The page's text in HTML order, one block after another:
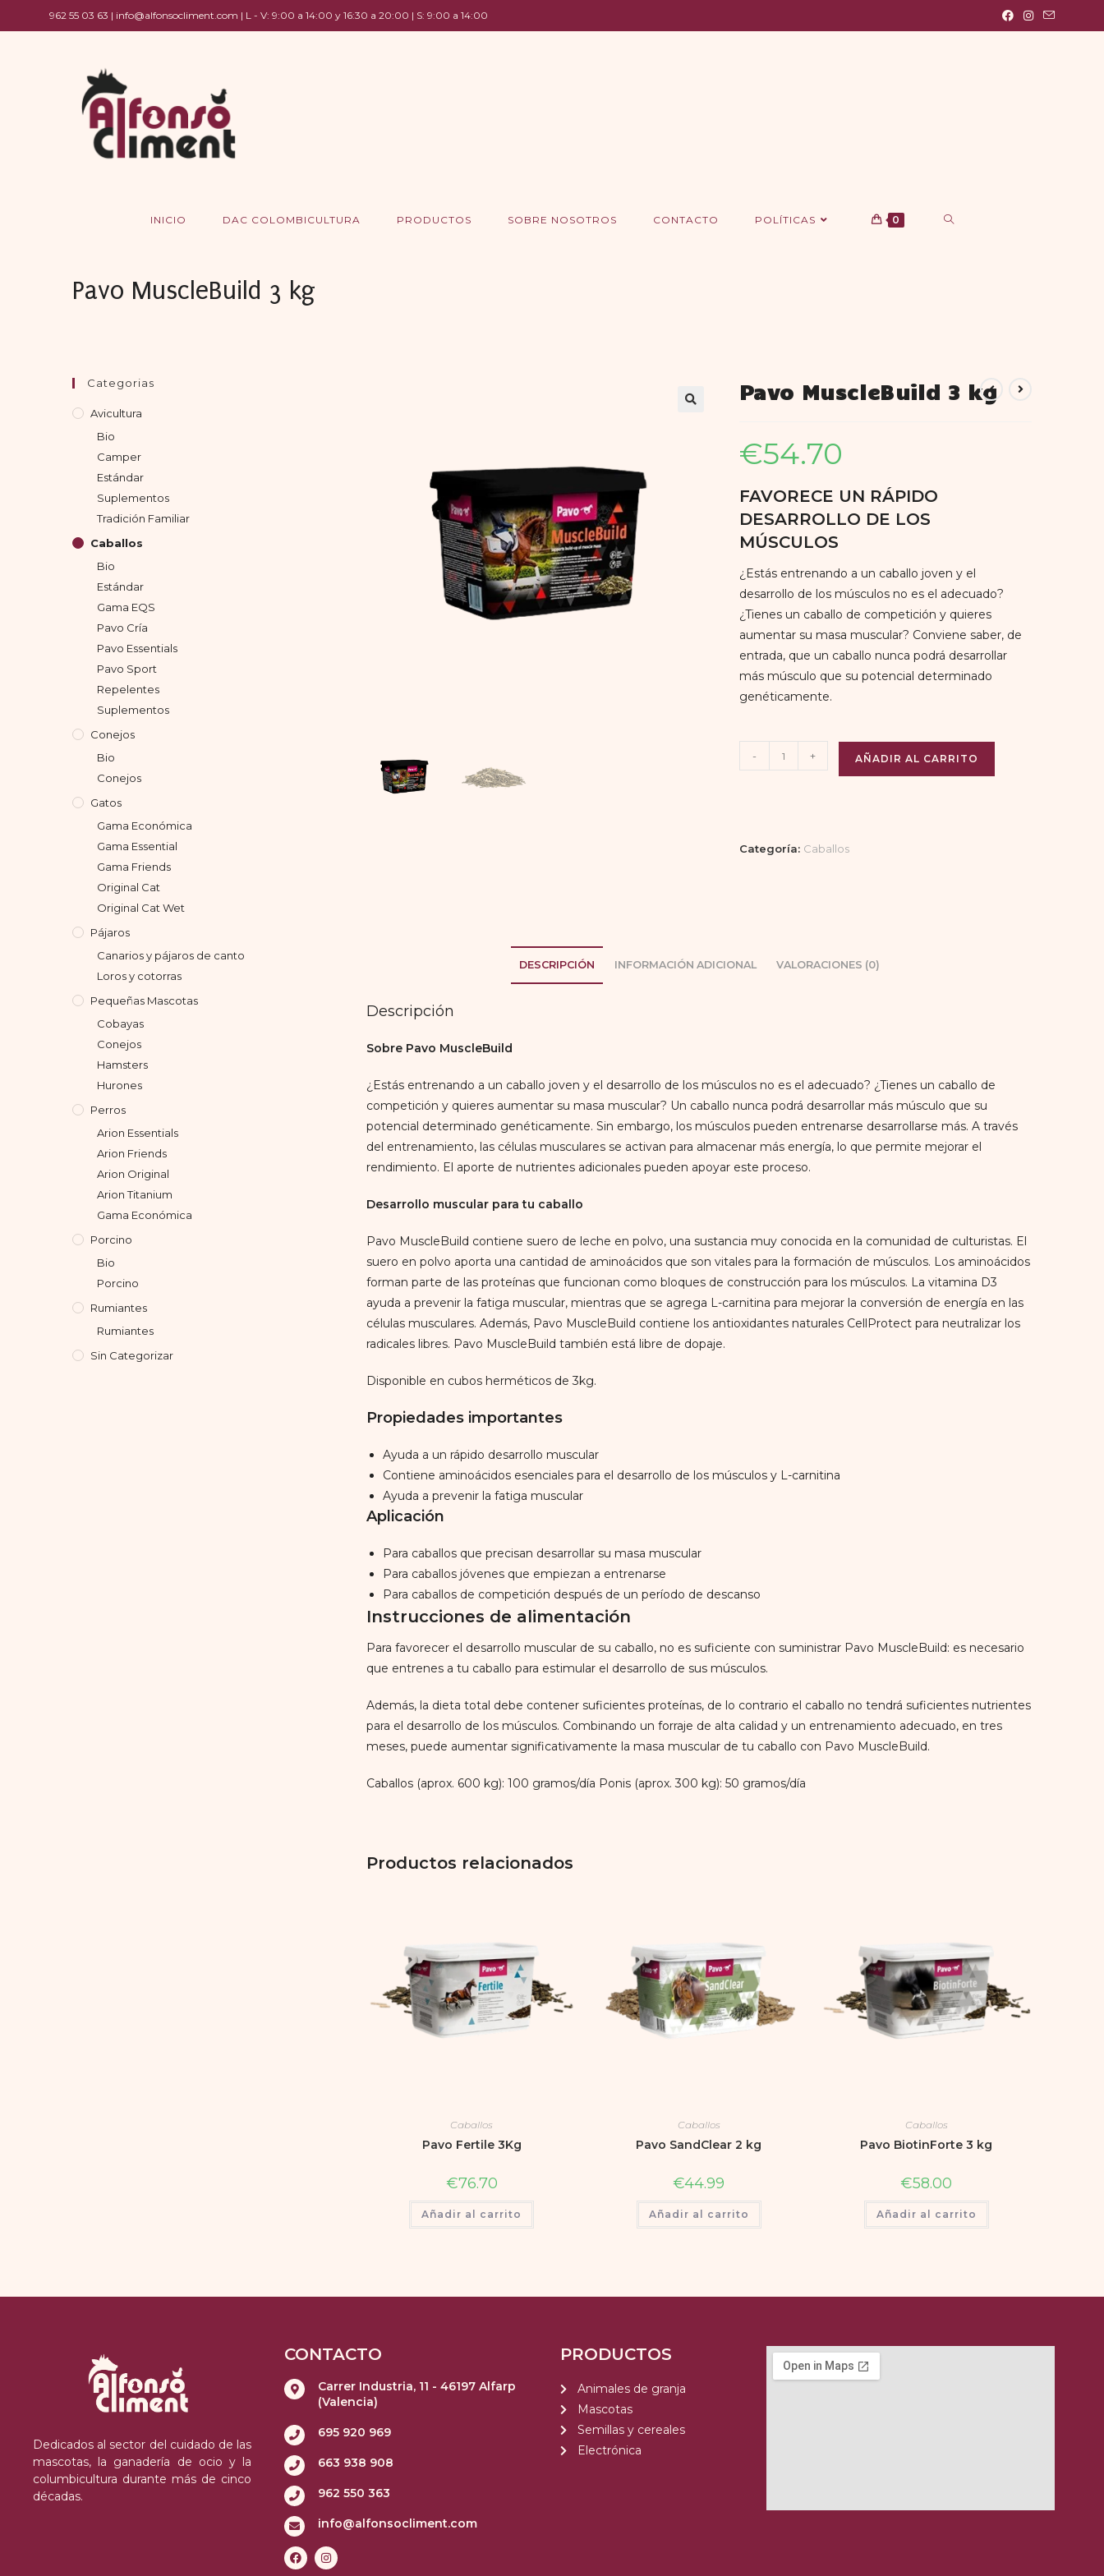
962 55 03 63 | info@alfonsocliment.com | L - V: 9:00 a 14:00 y 16:30 a 20:00 | S: 9:00 a 14:00
INICIO DAC COLOMBICULTURA PRODUCTOS SOBRE NOSOTROS CONTACTO POLÍTICAS 0
Pavo MuscleBuild 3 kg
Pavo MuscleBuild 3 kg
€54.70
FAVORECE UN RÁPIDO
DESARROLLO DE LOS
MÚSCULOS
¿Estás entrenando a un caballo joven y el
desarrollo de los músculos no es el adecuado?
¿Tienes un caballo de competición y quieres
aumentar su masa muscular? Conviene saber, de
entrada, que un caballo nunca podrá desarrollar
más músculo que su potencial determinado
genéticamente.
- + AÑADIR AL CARRITO
Categoría: Caballos
DESCRIPCIÓN INFORMACIÓN ADICIONAL VALORACIONES (0)
Descripción
Sobre Pavo MuscleBuild
¿Estás entrenando a un caballo joven y el desarrollo de los músculos no es el adecuado? ¿Tienes un caballo de
competición y quieres aumentar su masa muscular? Un caballo nunca podrá desarrollar más músculo que su
potencial determinado genéticamente. Sin embargo, los músculos pueden entrenarse desarrollarse más. A través
del entrenamiento, las células musculares se activan para almacenar más energía, lo que permite mejorar el
rendimiento. El aporte de nutrientes adicionales pueden apoyar este proceso.
Desarrollo muscular para tu caballo
Pavo MuscleBuild contiene suero de leche en polvo, una sustancia muy conocida en la comunidad de culturistas. El
suero en polvo aporta una cantidad de aminoácidos que son vitales para la formación de músculos. Los aminoácidos
forman parte de las proteínas que funcionan como bloques de construcción para los músculos. La vitamina D3
ayuda a prevenir la fatiga muscular, mientras que se agrega L-carnitina para mejorar la conversión de energía en las
células musculares. Además, Pavo MuscleBuild contiene los antioxidantes naturales CellProtect para neutralizar los
radicales libres. Pavo MuscleBuild también está libre de dopaje.
Disponible en cubos herméticos de 3kg.
Propiedades importantes
Ayuda a un rápido desarrollo muscular
Contiene aminoácidos esenciales para el desarrollo de los músculos y L-carnitina
Ayuda a prevenir la fatiga muscular
Aplicación
Para caballos que precisan desarrollar su masa muscular
Para caballos jóvenes que empiezan a entrenarse
Para caballos de competición después de un período de descanso
Instrucciones de alimentación
Para favorecer el desarrollo muscular de su caballo, no es suficiente con suministrar Pavo MuscleBuild: es necesario
que entrenes a tu caballo para estimular el desarrollo de sus músculos.
Además, la dieta total debe contener suficientes proteínas, de lo contrario el caballo no tendrá suficientes nutrientes
para el desarrollo de los músculos. Combinando un forraje de alta calidad y un entrenamiento adecuado, en tres
meses, puede aumentar significativamente la masa muscular de tu caballo con Pavo MuscleBuild.
Caballos (aprox. 600 kg): 100 gramos/día Ponis (aprox. 300 kg): 50 gramos/día
Productos relacionados
Caballos
Pavo Fertile 3Kg
€76.70
Añadir al carrito
Caballos
Pavo SandClear 2 kg
€44.99
Añadir al carrito
Caballos
Pavo BiotinForte 3 kg
€58.00
Añadir al carrito
Categorias
Avicultura
Bio
Camper
Estándar
Suplementos
Tradición Familiar
Caballos
Bio
Estándar
Gama EQS
Pavo Cría
Pavo Essentials
Pavo Sport
Repelentes
Suplementos
Conejos
Bio
Conejos
Gatos
Gama Económica
Gama Essential
Gama Friends
Original Cat
Original Cat Wet
Pájaros
Canarios y pájaros de canto
Loros y cotorras
Pequeñas Mascotas
Cobayas
Conejos
Hamsters
Hurones
Perros
Arion Essentials
Arion Friends
Arion Original
Arion Titanium
Gama Económica
Porcino
Bio
Porcino
Rumiantes
Rumiantes
Sin Categorizar
Dedicados al sector del cuidado de las
mascotas, la ganadería de ocio y la
columbicultura durante más de cinco
décadas.
CONTACTO
Carrer Industria, 11 - 46197 Alfarp
(Valencia)
695 920 969
663 938 908
962 550 363
info@alfonsocliment.com
PRODUCTOS
Animales de granja
Mascotas
Semillas y cereales
Electrónica